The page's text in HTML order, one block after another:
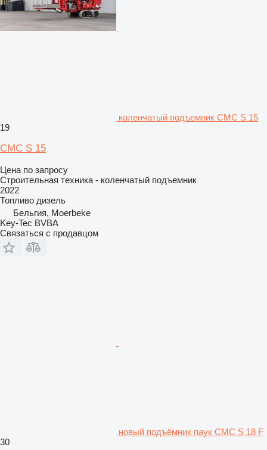
коленчатый подъемник CMC S 15
19
CMC S 15
Цена по запросу
Строительная техника - коленчатый подъемник
2022
Топливо дизель
Бельгия, Moerbeke
Key-Tec BVBA
Связаться с продавцом
новый подъёмник паук CMC S 18 F
30